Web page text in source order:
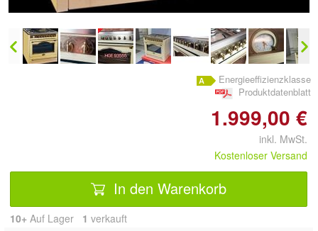
Energieeffizienzklasse
Produktdatenblatt
1.999,00 €
inkl. MwSt.
Kostenloser Versand
In den Warenkorb
10+ Auf Lager 1 verkauft